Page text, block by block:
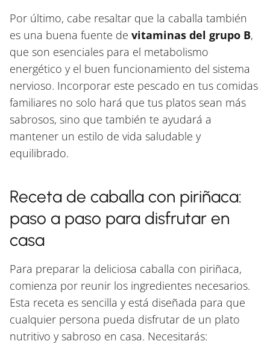
Por último, cabe resaltar que la caballa también
es una buena fuente de vitaminas del grupo B,
que son esenciales para el metabolismo
energético y el buen funcionamiento del sistema
nervioso. Incorporar este pescado en tus comidas
familiares no solo hará que tus platos sean más
sabrosos, sino que también te ayudará a
mantener un estilo de vida saludable y
equilibrado.
Receta de caballa con piriñaca:
paso a paso para disfrutar en
casa
Para preparar la deliciosa caballa con piriñaca,
comienza por reunir los ingredientes necesarios.
Esta receta es sencilla y está diseñada para que
cualquier persona pueda disfrutar de un plato
nutritivo y sabroso en casa. Necesitarás: